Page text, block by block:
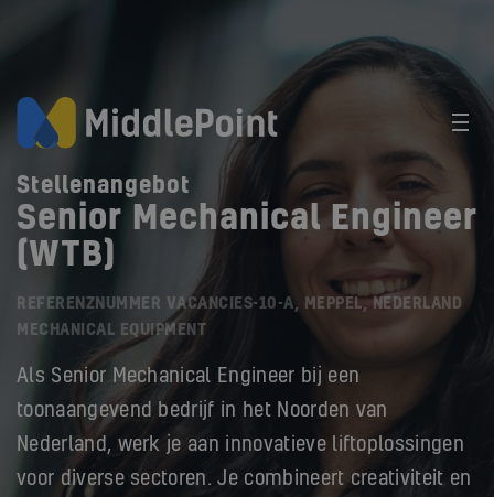
Stellenangebot
Senior Mechanical Engineer
(WTB)
REFERENZNUMMER VACANCIES-10-A, MEPPEL, NEDERLAND
MECHANICAL EQUIPMENT
Als Senior Mechanical Engineer bij een
toonaangevend bedrijf in het Noorden van
Nederland, werk je aan innovatieve liftoplossingen
voor diverse sectoren. Je combineert creativiteit en